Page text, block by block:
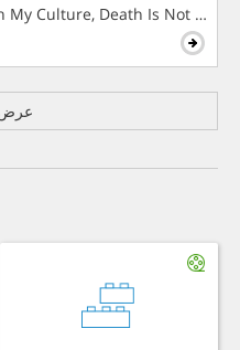
My Culture, Death Is Not The
عرض